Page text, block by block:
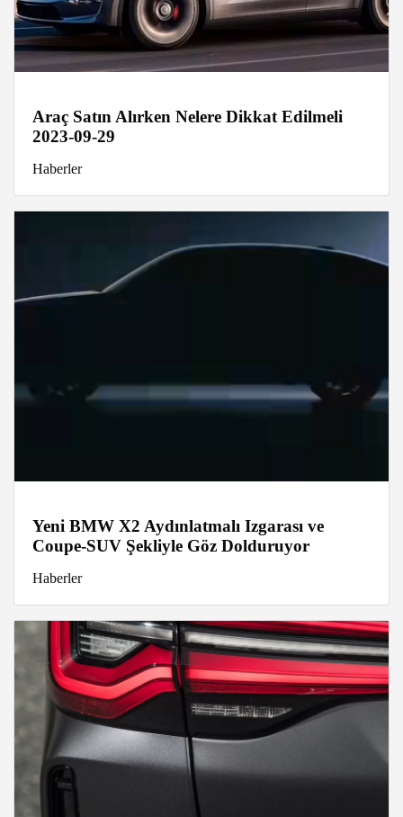
Araç Satın Alırken Nelere Dikkat Edilmeli
2023-09-29
Haberler
Yeni BMW X2 Aydınlatmalı Izgarası ve
Coupe-SUV Şekliyle Göz Dolduruyor
Haberler